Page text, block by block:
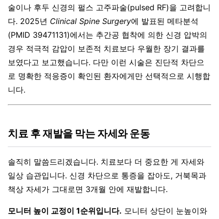
술이나 후두 신경의 펄스 고주파술(pulsed RF)을 고려합니
다. 2025년 Clinical Spine Surgery에 발표된 메타분석
(PMID 39471131)에서는 추간공 협착에 의한 신경 압박의
경우 적극적 감압이 보존적 치료보다 우월한 장기 결과를
보였다고 보고했습니다. 다만 이런 시술은 진단적 차단으
로 명확한 적응증이 확인된 환자에게만 선택적으로 시행합
니다.
치료 후 재발을 막는 자세와 운동
솔직히 말씀드리겠습니다. 치료보다 더 중요한 게 자세와
일상 습관입니다. 신경 차단으로 통증을 잡아도, 거북목과
책상 자세가 그대로면 3개월 안에 재발합니다.
모니터 높이 교정이 1순위입니다. 모니터 상단이 눈높이와